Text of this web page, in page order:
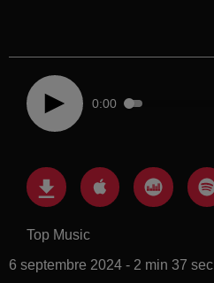
0:00
Top Music
6 septembre 2024 - 2 min 37 sec